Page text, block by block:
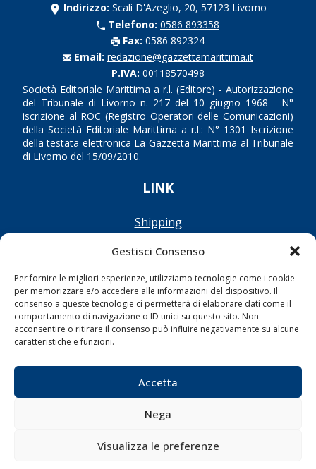
Gestisci Consenso
Per fornire le migliori esperienze, utilizziamo tecnologie come i cookie
per memorizzare e/o accedere alle informazioni del dispositivo. Il
consenso a queste tecnologie ci permetterà di elaborare dati come il
comportamento di navigazione o ID unici su questo sito. Non
acconsentire o ritirare il consenso può influire negativamente su alcune
caratteristiche e funzioni.
Accetta
Nega
Visualizza le preferenze
Indirizzo: Scali D'Azeglio, 20, 57123 Livorno
Telefono: 0586 893358
Fax: 0586 892324
Email: redazione@gazzettamarittima.it
P.IVA: 00118570498
Società Editoriale Marittima a r.l. (Editore) - Autorizzazione
del Tribunale di Livorno n. 217 del 10 giugno 1968 - N°
iscrizione al ROC (Registro Operatori delle Comunicazioni)
della Società Editoriale Marittima a r.l.: N° 1301 Iscrizione
della testata elettronica La Gazzetta Marittima al Tribunale
di Livorno del 15/09/2010.
LINK
Shipping
Varie
Sostenibilità
Compagnie di Navigazione
Diporto
Chi siamo
Contatti
SEGUI